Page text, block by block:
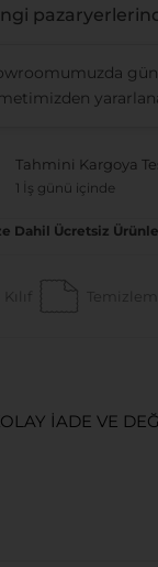
Tahmini Kargoya
1 İş günü içinde
Dahil Ücretsiz
Kılıf
İADE VE